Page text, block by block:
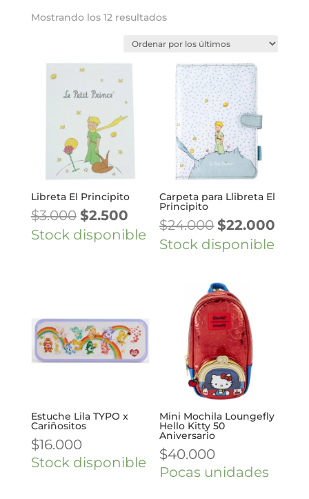
Mostrando los 12 resultadosOrdenado
los
últimos
Libreta El Principito
$3.000 El
precio
$2.500El
precio
actual
Stock disponible
Carpeta para Llibreta El
Principito
$24.000 El
precio
era:
$24.000.
$22.000
Stock disponible
Estuche Lila TYPO x
Cariñositos
$16.000
Stock disponible
Mini Mochila Loungefly
Hello Kitty 50
Aniversario
$40.000
Pocas unidades